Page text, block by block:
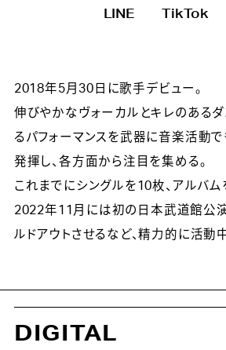
LINE
TikTok
2018年5月30日に歌手デビュー。
伸びやかなヴォーカルとキレのあるダ
るパフォーマンスを武器に音楽活動
発揮し、各方面から注目を集める。
これまでにシングルを10枚、アルバム
2022年11月には初の日本武道館公
ルドアウトさせるなど、精力的に活動中
DIGITAL